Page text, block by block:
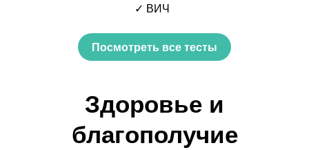
✓ ВИЧ
Посмотреть все тесты
Здоровье и
благополучие